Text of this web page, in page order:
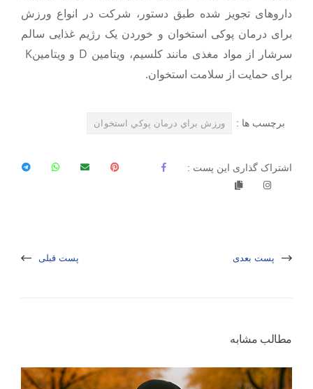
داروهای تجویز شده طبق دستور، شرکت در انواع ورزش
برای درمان پوکی استخوان و خوردن یک رژیم غذایی سالم
سرشار از مواد مغذی مانند کلسیم، ویتامین D و ویتامینK
برای حمایت از سلامت استخوان.
برچسب ها : ورزش براي درمان پوکي استخوان
اشتراک گذاری این پست :
پست قبلی پست بعدی
مطالب مشابه